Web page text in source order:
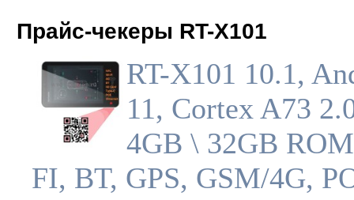
Прайс-чекеры RT-X101
RT-X101 10.1,
11, Cortex A73
4GB \ 32GB
FI, BT, GPS, GSM/4G,